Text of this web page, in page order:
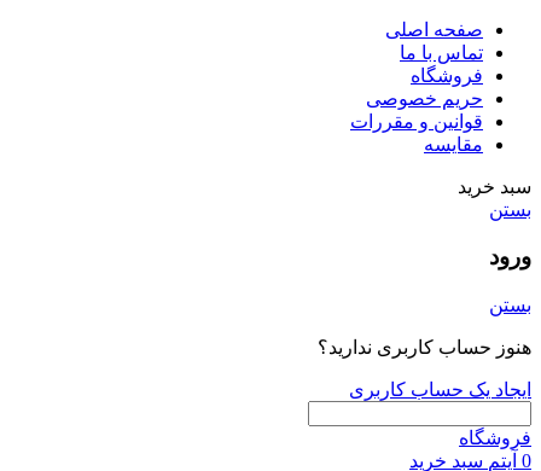
صفحه اصلی
تماس با ما
فروشگاه
حریم خصوصی
قوانین و مقررات
مقایسه
سبد خرید
بستن
ورود
بستن
هنوز حساب کاربری ندارید؟
ایجاد یک حساب کاربری
فروشگاه
0 آیتم سبد خرید